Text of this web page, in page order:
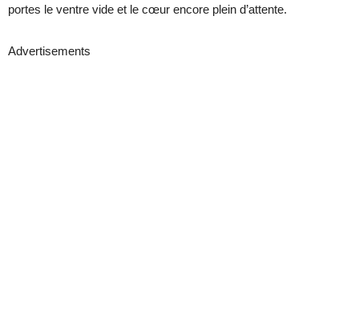
portes le ventre vide et le cœur encore plein d’attente.
Advertisements